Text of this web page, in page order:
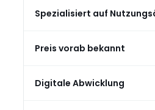
Spezialisiert auf
Preis vorab bekannt
Digitale Abwicklung